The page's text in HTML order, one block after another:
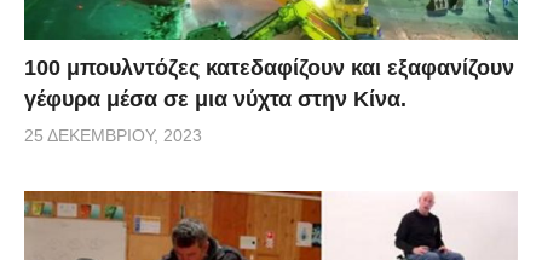
100 μπουλντόζες κατεδαφίζουν και εξαφανίζουν
γέφυρα μέσα σε μια νύχτα στην Κίνα.
25 ΔΕΚΕΜΒΡΊΟΥ, 2023